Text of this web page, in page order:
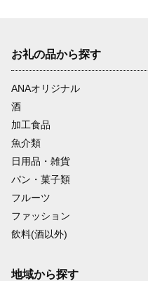
お礼の品から探す
ANAオリジナル
酒
加工食品
魚介類
日用品・雑貨
パン・菓子類
フルーツ
ファッション
飲料(酒以外)
地域から探す